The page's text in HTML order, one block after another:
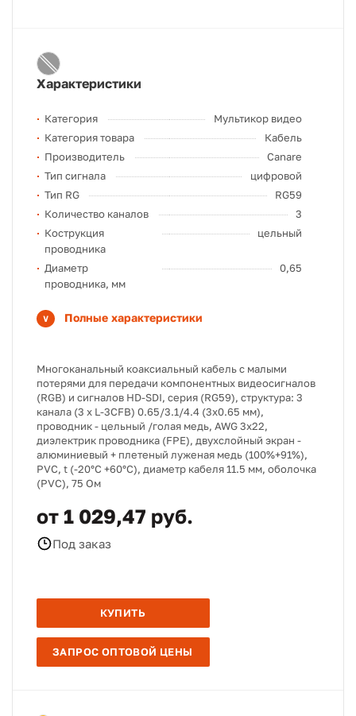
Характеристики
Категория
Мультикор видео
Категория товара
Кабель
Производитель
Canare
Тип сигнала
цифровой
Тип RG
RG59
Количество каналов
3
Кострукция
проводника
цельный
Диаметр
проводника, мм
0,65
Полные характеристики
Многоканальный коаксиальный кабель с малыми
потерями для передачи компонентных видеосигналов
(RGB) и сигналов HD-SDI, серия (RG59), структура: 3
канала (3 х L-3CFB) 0.65/3.1/4.4 (3х0.65 мм),
проводник - цельный /голая медь, AWG 3х22,
диэлектрик проводника (FPE), двухслойный экран -
алюминиевый + плетеный луженая медь (100%+91%),
PVC, t (-20°C +60°C), диаметр кабеля 11.5 мм, оболочка
(PVC), 75 Ом
от 1 029,47 руб.
Под заказ
КУПИТЬ
ЗАПРОС ОПТОВОЙ ЦЕНЫ